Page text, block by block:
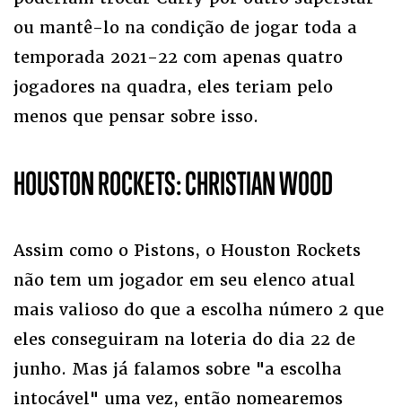
ou mantê-lo na condição de jogar toda a
temporada 2021-22 com apenas quatro
jogadores na quadra, eles teriam pelo
menos que pensar sobre isso.
HOUSTON ROCKETS: CHRISTIAN WOOD
Assim como o Pistons, o Houston Rockets
não tem um jogador em seu elenco atual
mais valioso do que a escolha número 2 que
eles conseguiram na loteria do dia 22 de
junho. Mas já falamos sobre "a escolha
intocável" uma vez, então nomearemos